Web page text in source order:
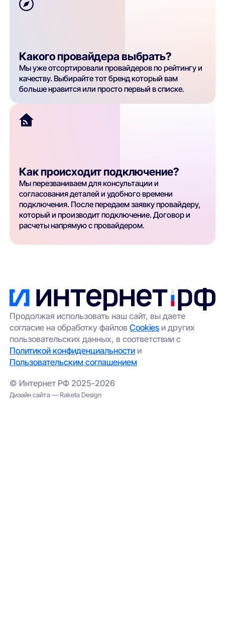
Какого провайдера выбрать?
Мы уже отсортировали провайдеров по рейтингу и
качеству. Выбирайте тот бренд который вам
больше нравится или просто первый в списке.
Как происходит подключение?
Мы перезваниваем для консультации и
согласования деталей и удобного времени
подключения. После передаем заявку провайдеру,
который и производит подключение. Договор и
расчеты напрямую с провайдером.
Продолжая использовать наш сайт, вы даете
согласие на обработку файловCookies и других
пользовательских данных, в соответствии с
Политикой конфиденциальности и
Пользовательским соглашением
© Интернет РФ 2025-2026
Дизайн сайта — Raketa Design